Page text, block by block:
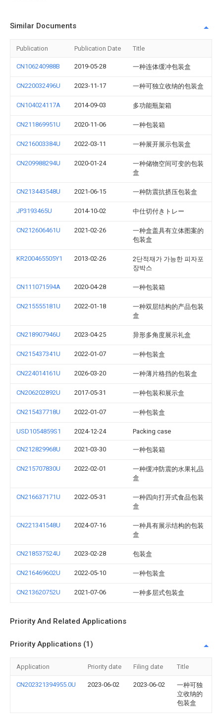
Similar Documents
Publication Publication Date Title
CN106240988B 2019-05-28 一种连体缓冲包装盒
CN220032496U 2023-11-17 一种可独立收纳的包装盒
CN104024117A 2014-09-03 多功能瓶架箱
CN211869951U 2020-11-06 一种包装箱
CN216003384U 2022-03-11 一种展开展示包装盒
CN209988294U 2020-01-24
一种储物空间可变的包装
盒
CN213443548U 2021-06-15 一种防震抗挤压包装盒
JP3193465U 2014-10-02 中仕切付きトレー
CN212606461U 2021-02-26
一种盒盖具有立体图案的
包装盒
KR200465505Y1 2013-02-26
2단적재가 가능한 피자포
장박스
CN111071594A 2020-04-28 一种包装箱
CN215555181U 2022-01-18
一种双层结构的产品包装
盒
CN218907946U 2023-04-25 异形多角度展示礼盒
CN215437341U 2022-01-07 一种包装盒
CN224014161U 2026-03-20 一种薄片格挡的包装盒
CN206202892U 2017-05-31 一种包装和展示盒
CN215437718U 2022-01-07 一种包装盒
USD1054859S1 2024-12-24 Packing case
CN212829968U 2021-03-30 一种包装箱
CN215707830U 2022-02-01
一种缓冲防震的水果礼品
盒
CN216637171U 2022-05-31
一种四向打开式食品包装
盒
CN221341548U 2024-07-16
一种具有展示结构的包装
盒
CN218537524U 2023-02-28 包装盒
CN216469602U 2022-05-10 一种包装盒
CN213620752U 2021-07-06 一种多层式包装盒
Priority And Related Applications
Priority Applications (1)
Application Priority date Filing date Title
CN202321394955.0U 2023-06-02 2023-06-02
一种可独
立收纳的
包装盒